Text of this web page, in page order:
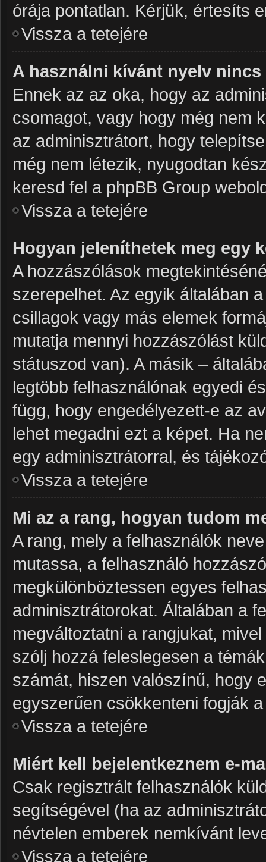
órája pontatlan. Kérjük, értesíts
Vissza a tetejére
A használni kívánt nyelv
Ennek az az oka, hogy az
csomagot, vagy hogy még nem
az adminisztrátort, hogy
még nem létezik, nyugodtan
keresd fel a phpBB Group
Vissza a tetejére
Hogyan jeleníthetek meg egy
A hozzászólások
szerepelhet. Az egyik általában
csillagok vagy más elemek
mutatja mennyi hozzászólást
státuszod van). A másik –
legtöbb felhasználónak egyedi
függ, hogy engedélyezett-e az
lehet megadni ezt a képet. Ha
egy adminisztrátorral, és
Vissza a tetejére
Mi az a rang, hogyan tudom
A rang, mely a felhasználók
mutassa, a felhasználó
megkülönböztessen egyes
adminisztrátorokat. Általában a
megváltoztatni a rangjukat,
szólj hozzá feleslegesen a
számát, hiszen valószínű, hogy
egyszerűen csökkenteni fogják
Vissza a tetejére
Miért kell bejelentkeznem e-
Csak regisztrált felhasználók
segítségével (ha az
névtelen emberek nemkívánt
Vissza a tetejére